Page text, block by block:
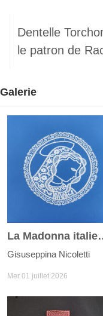
Dentelle
le patron de
Galerie
La
Gisuseppina Nicoletti
Mer 01 juillet 2026